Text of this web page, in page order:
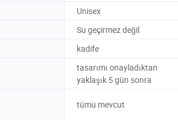
Unisex
Su geçirmez değil
kadife
tasarımı onayladıktan
yaklaşık 5 gün sonra
tümü mevcut